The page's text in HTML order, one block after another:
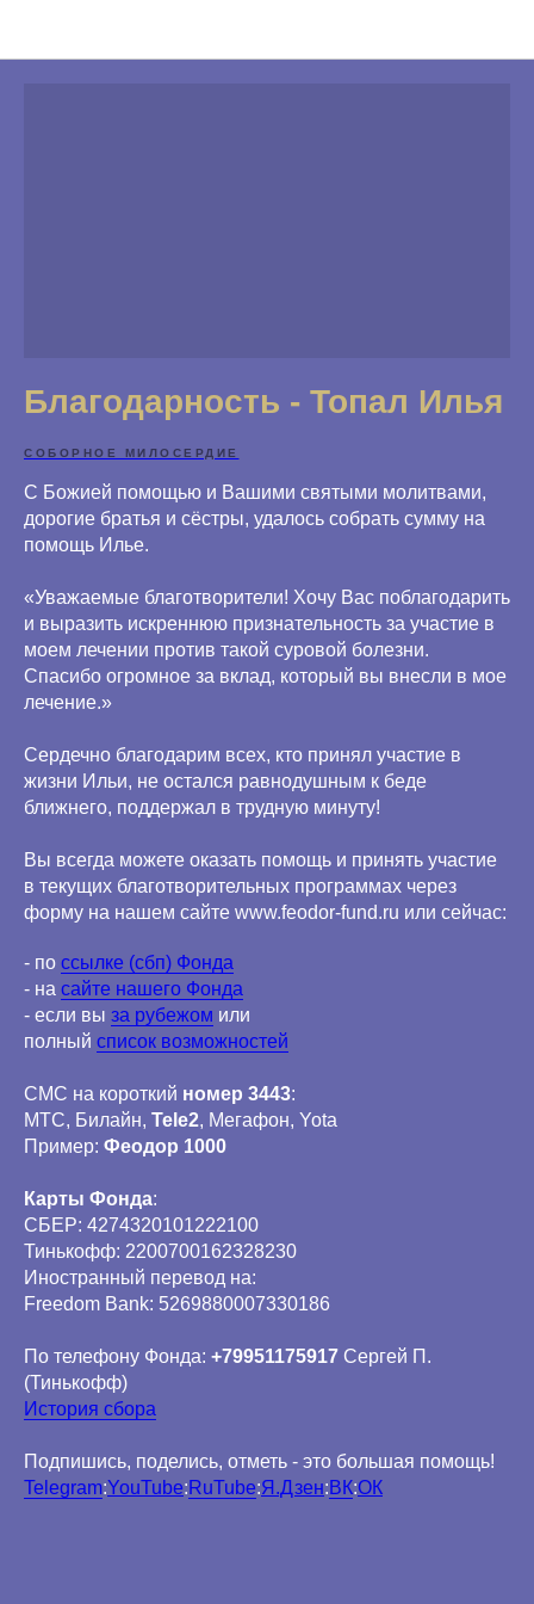
Благодарность - Топал Илья
СОБОРНОЕ МИЛОСЕРДИЕ
С Божией помощью и Вашими святыми молитвами,
дорогие братья и сёстры, удалось собрать сумму на
помощь Илье.
«Уважаемые благотворители! Хочу Вас поблагодарить
и выразить искреннюю признательность за участие в
моем лечении против такой суровой болезни.
Спасибо огромное за вклад, который вы внесли в мое
лечение.»
Сердечно благодарим всех, кто принял участие в
жизни Ильи, не остался равнодушным к беде
ближнего, поддержал в трудную минуту!
Вы всегда можете оказать помощь и принять участие
в текущих благотворительных программах через
форму на нашем сайте www.feodor-fund.ru или сейчас:
- по ссылке (сбп) Фонда
- на сайте нашего Фонда
- если вы за рубежом или
полный список возможностей
СМС на короткий номер 3443:
МТС, Билайн, Tele2, Мегафон, Yota
Пример: Феодор 1000
Карты Фонда:
СБЕР: 4274320101222100
Тинькофф: 2200700162328230
Иностранный перевод на:
Freedom Bank: 5269880007330186
По телефону Фонда: +79951175917 Сергей П.
(Тинькофф)
История сбора
Подпишись, поделись, отметь - это большая помощь!
Telegram:YouTube: RuTube:Я.Дзен: ВК:ОК